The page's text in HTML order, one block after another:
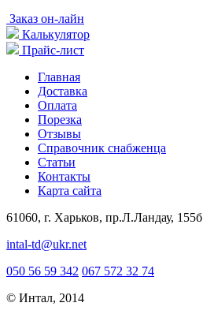
Заказ он-лайн
Калькулятор
Прайс-лист
Главная
Доставка
Оплата
Порезка
Отзывы
Справочник снабженца
Статьи
Контакты
Карта сайта
61060, г. Харьков, пр.Л.Ландау, 155б
intal-td@ukr.net
050 56 59 342 067 572 32 74
© Интал, 2014